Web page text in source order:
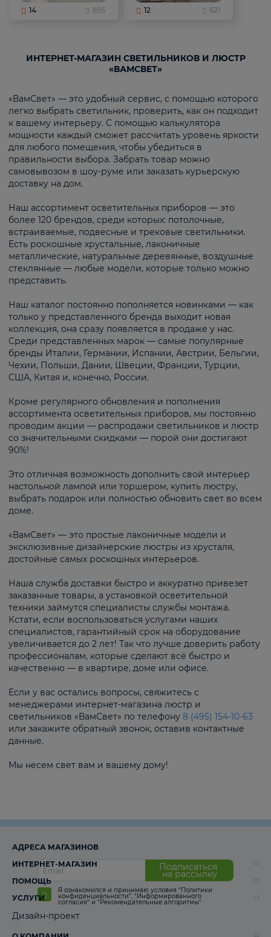
14 695 12 621
ИНТЕРНЕТ-МАГАЗИН СВЕТИЛЬНИКОВ И ЛЮСТР
«ВАМСВЕТ»
«ВамСвет» — это удобный сервис, с помощью которого
легко выбрать светильник, проверить, как он подходит
к вашему интерьеру. С помощью калькулятора
мощности каждый сможет рассчитать уровень яркости
для любого помещения, чтобы убедиться в
правильности выбора. Забрать товар можно
самовывозом в шоу-руме или заказать курьерскую
доставку на дом.
Наш ассортимент осветительных приборов — это
более 120 брендов, среди которых: потолочные,
встраиваемые, подвесные и трековые светильники.
Есть роскошные хрустальные, лаконичные
металлические, натуральные деревянные, воздушные
стеклянные — любые модели, которые только можно
представить.
Наш каталог постоянно пополняется новинками — как
только у представленного бренда выходит новая
коллекция, она сразу появляется в продаже у нас.
Среди представленных марок — самые популярные
бренды Италии, Германии, Испании, Австрии, Бельгии,
Чехии, Польши, Дании, Швеции, Франции, Турции,
США, Китая и, конечно, России.
Кроме регулярного обновления и пополнения
ассортимента осветительных приборов, мы постоянно
проводим акции — распродажи светильников и люстр
со значительными скидками — порой они достигают
90%!
Это отличная возможность дополнить свой интерьер
настольной лампой или торшером, купить люстру,
выбрать подарок или полностью обновить свет во всем
доме.
«ВамСвет» — это простые лаконичные модели и
эксклюзивные дизайнерские люстры из хрусталя,
достойные самых роскошных интерьеров.
Наша служба доставки быстро и аккуратно привезет
заказанные товары, а установкой осветительной
техники займутся специалисты службы монтажа.
Кстати, если воспользоваться услугами наших
специалистов, гарантийный срок на оборудование
увеличивается до 2 лет! Так что лучше доверить работу
профессионалам, которые сделают всё быстро и
качественно — в квартире, доме или офисе.
Если у вас остались вопросы, свяжитесь с
менеджерами интернет-магазина люстр и
светильников «ВамСвет» по телефону 8 (495) 154-10-63
или закажите обратный звонок, оставив контактные
данные.
Мы несем свет вам и вашему дому!
Подписаться
на рассылку
Я ознакомился и принимаю условия “Политики
конфиденциальности”, “Информированного
согласия“ и “Рекомендательные алгоритмы“
АДРЕСА МАГАЗИНОВ
ИНТЕРНЕТ-МАГАЗИН
ПОМОЩЬ
УСЛУГИ
Дизайн-проект